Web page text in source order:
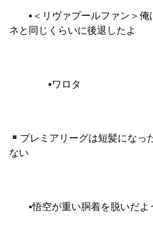
▪︎ ＜リヴァプールファン＞
ネと同じくらいに後退したよ
▪︎ワロタ
プレミアリーグは短髪になっ
ない
▪︎悟空が重い胴着を脱いだよ